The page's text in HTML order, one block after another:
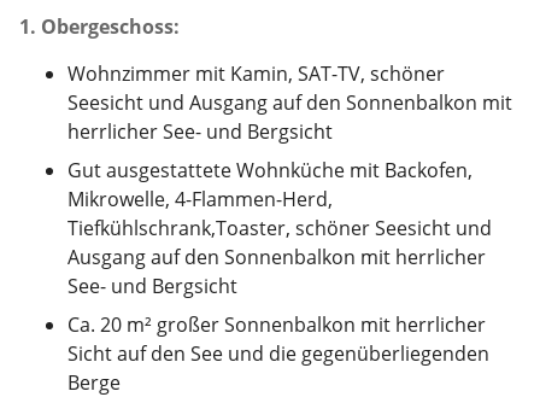
1. Obergeschoss:
Wohnzimmer mit Kamin, SAT-TV, schöner
Seesicht und Ausgang auf den Sonnenbalkon mit
herrlicher See- und Bergsicht
Gut ausgestattete Wohnküche mit Backofen,
Mikrowelle, 4-Flammen-Herd,
Tiefkühlschrank,Toaster, schöner Seesicht und
Ausgang auf den Sonnenbalkon mit herrlicher
See- und Bergsicht
Ca. 20 m² großer Sonnenbalkon mit herrlicher
Sicht auf den See und die gegenüberliegenden
Berge